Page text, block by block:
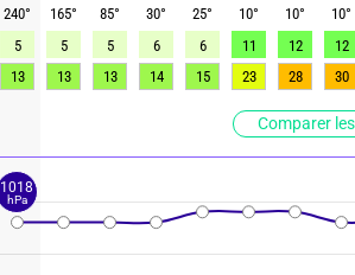
Comparer
240° 165° 85° 30° 25° 10° 10° 10°
5
5 5 6 6 11 12 12
13
13 13 14 15 23 28 30
1018
hPa